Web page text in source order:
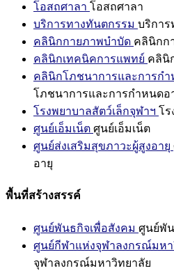
โอสถศาลา โอสถศาลา
บริการทางทันตกรรม บริการ
คลินิกกายภาพบำบัด คลินิกก
คลินิกเทคนิคการแพทย์ คลินิ
คลินิกโภชนาการและการกำ
โภชนาการและการกำหนดอ
โรงพยาบาลสัตว์เล็กจุฬาฯ โร
ศูนย์เอ็มเน็ต ศูนย์เอ็มเน็ต
ศูนย์ส่งเสริมสุขภาวะผู้สูงอายุ
อายุ
พื้นที่สร้างสรรค์
ศูนย์พันธกิจเพื่อสังคม ศูนย์พั
ศูนย์กีฬาแห่งจุฬาลงกรณ์มหา
จุฬาลงกรณ์มหาวิทยาลัย